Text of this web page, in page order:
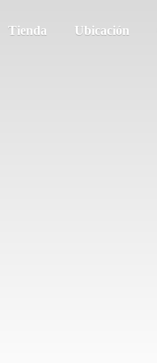
Tienda Ubicación